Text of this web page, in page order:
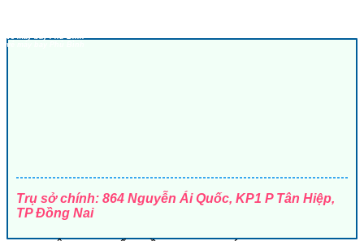
ve may bay Phu Binh
vé máy bay Phú Bình
Trụ sở chính: 864 Nguyễn Ái Quốc, KP1 P Tân Hiệp,
TP Đồng Nai